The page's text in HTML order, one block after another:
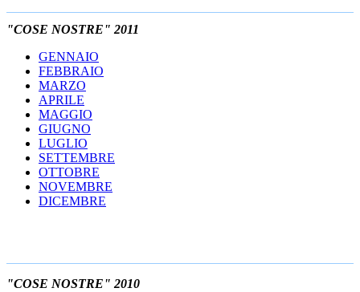
"COSE NOSTRE" 2011
GENNAIO
FEBBRAIO
MARZO
APRILE
MAGGIO
GIUGNO
LUGLIO
SETTEMBRE
OTTOBRE
NOVEMBRE
DICEMBRE
"COSE NOSTRE" 2010